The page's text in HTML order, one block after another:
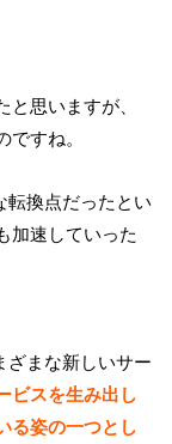
思いますが、
すね。
転換点だったとい
加速していった
ざまな新しいサー
ビスを生み出し
る姿の一つとし